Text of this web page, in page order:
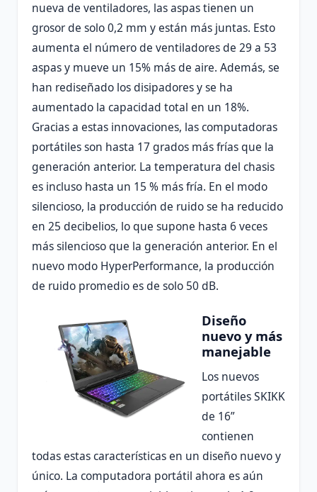
nueva de ventiladores, las aspas tienen un
grosor de solo 0,2 mm y están más juntas. Esto
aumenta el número de ventiladores de 29 a 53
aspas y mueve un 15% más de aire. Además, se
han rediseñado los disipadores y se ha
aumentado la capacidad total en un 18%.
Gracias a estas innovaciones, las computadoras
portátiles son hasta 17 grados más frías que la
generación anterior. La temperatura del chasis
es incluso hasta un 15 % más fría. En el modo
silencioso, la producción de ruido se ha reducido
en 25 decibelios, lo que supone hasta 6 veces
más silencioso que la generación anterior. En el
nuevo modo HyperPerformance, la producción
de ruido promedio es de solo 50 dB.
Diseño
nuevo y más
manejable
Los nuevos
portátiles SKIKK
de 16”
contienen
todas estas características en un diseño nuevo y
único. La computadora portátil ahora es aún